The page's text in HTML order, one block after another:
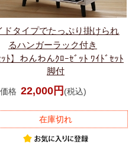
ドタイプでたっぷり掛けられ
るハンガーラック付き
ﾄ】わんわんｸﾛｰｾﾞｯﾄ ﾜｲﾄﾞｾｯﾄ
脚付
格 22,000円 (税込)
在庫切れ